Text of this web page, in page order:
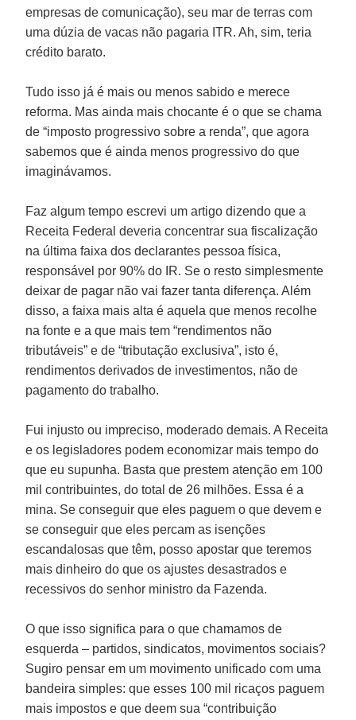
empresas de comunicação), seu mar de terras com
uma dúzia de vacas não pagaria ITR. Ah, sim, teria
crédito barato.
Tudo isso já é mais ou menos sabido e merece
reforma. Mas ainda mais chocante é o que se chama
de “imposto progressivo sobre a renda”, que agora
sabemos que é ainda menos progressivo do que
imaginávamos.
Faz algum tempo escrevi um artigo dizendo que a
Receita Federal deveria concentrar sua fiscalização
na última faixa dos declarantes pessoa física,
responsável por 90% do IR. Se o resto simplesmente
deixar de pagar não vai fazer tanta diferença. Além
disso, a faixa mais alta é aquela que menos recolhe
na fonte e a que mais tem “rendimentos não
tributáveis” e de “tributação exclusiva”, isto é,
rendimentos derivados de investimentos, não de
pagamento do trabalho.
Fui injusto ou impreciso, moderado demais. A Receita
e os legisladores podem economizar mais tempo do
que eu supunha. Basta que prestem atenção em 100
mil contribuintes, do total de 26 milhões. Essa é a
mina. Se conseguir que eles paguem o que devem e
se conseguir que eles percam as isenções
escandalosas que têm, posso apostar que teremos
mais dinheiro do que os ajustes desastrados e
recessivos do senhor ministro da Fazenda.
O que isso significa para o que chamamos de
esquerda – partidos, sindicatos, movimentos sociais?
Sugiro pensar em um movimento unificado com uma
bandeira simples: que esses 100 mil ricaços paguem
mais impostos e que deem sua “contribuição